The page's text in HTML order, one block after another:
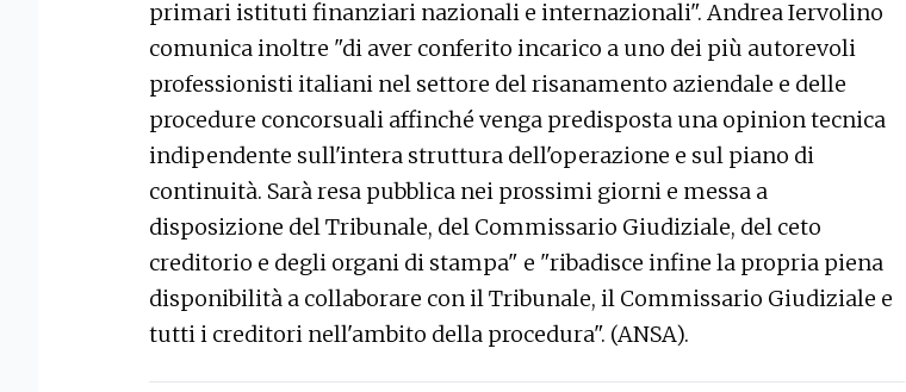
primari istituti finanziari nazionali e internazionali". Andrea Iervolino
comunica inoltre "di aver conferito incarico a uno dei più autorevoli
professionisti italiani nel settore del risanamento aziendale e delle
procedure concorsuali affinché venga predisposta una opinion tecnica
indipendente sull'intera struttura dell'operazione e sul piano di
continuità. Sarà resa pubblica nei prossimi giorni e messa a
disposizione del Tribunale, del Commissario Giudiziale, del ceto
creditorio e degli organi di stampa" e "ribadisce infine la propria piena
disponibilità a collaborare con il Tribunale, il Commissario Giudiziale e
tutti i creditori nell'ambito della procedura". (ANSA).